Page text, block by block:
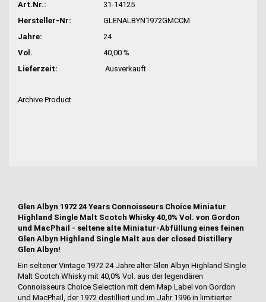
Art.Nr.:
31-14125
Hersteller-Nr:
GLENALBYN1972GMCCM
Jahre:
24
Vol.
40,00 %
Lieferzeit:
Ausverkauft
Archive Product
Glen Albyn 1972 24 Years Connoisseurs Choice Miniatur
Highland Single Malt Scotch Whisky 40,0% Vol. von Gordon
und MacPhail - seltene alte Miniatur-Abfüllung eines feinen
Glen Albyn Highland Single Malt aus der closed Distillery
Glen Albyn!
Ein seltener Vintage 1972 24 Jahre alter Glen Albyn Highland Single
Malt Scotch Whisky mit 40,0% Vol. aus der legendären
Connoisseurs Choice Selection mit dem Map Label von Gordon
und MacPhail, der 1972 destilliert und im Jahr 1996 in limitierter